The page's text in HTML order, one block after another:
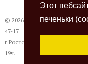
Этот
печеньки
© 2026 Термокот, +7 (863)
47-17
г.Ростов-на-Дону, ул.
19ч.